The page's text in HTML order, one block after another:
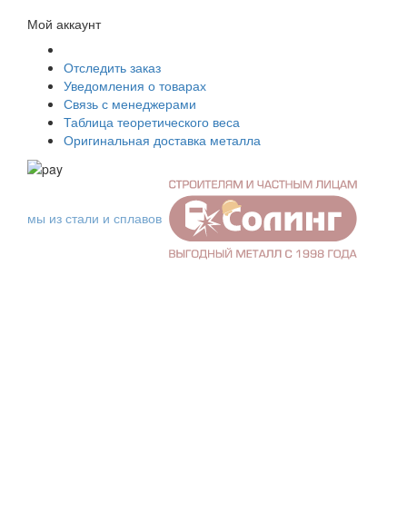
Мой аккаунт
Отследить заказ
Уведомления о товарах
Связь с менеджерами
Таблица теоретического веса
Оригинальная доставка металла
мы из стали и сплавов